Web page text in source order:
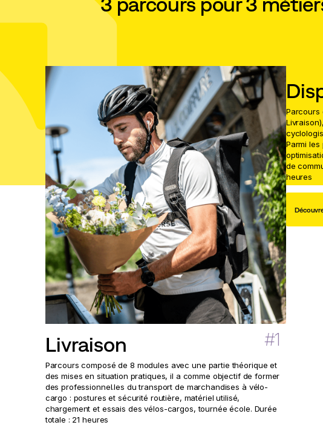
Livraison
Parcours composé de 8 modules avec une partie théorique et
des mises en situation pratiques, il a comme objectif de former
des professionnel.les du transport de marchandises à vélo-
cargo : postures et sécurité routière, matériel utilisé,
chargement et essais des vélos-cargos, tournée école. Durée
totale : 21 heures
Parcours
Parmi
de
heures